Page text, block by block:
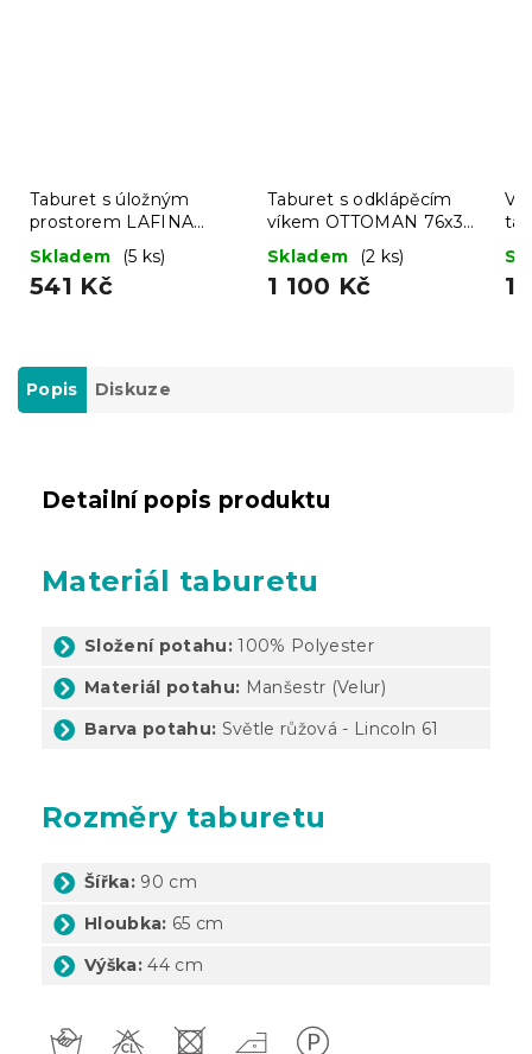
Taburet s úložným
prostorem LAFINA
38x38 cm, šedý
Skladem (5 ks)
541 Kč
Taburet s odklápěcím
víkem OTTOMAN 76x38
cm, tmavě šedý
Skladem (2 ks)
1 100 Kč 1
Popis Diskuze
Detailní popis produktu
Materiál taburetu
Složení potahu: 100% Polyester
Materiál potahu: Manšestr (Velur)
Barva potahu: Světle růžová - Lincoln 61
Rozměry taburetu
Šířka: 90 cm
Hloubka: 65 cm
Výška:44 cm